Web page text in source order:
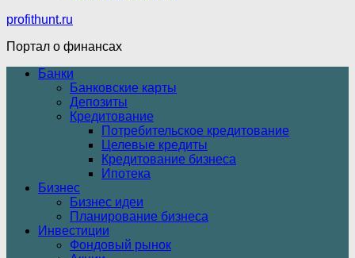
profithunt.ru
Портал о финансах
Банки
Банковские карты
Депозиты
Кредитование
Потребительское кредитование
Целевые кредиты
Кредитование бизнеса
Ипотека
Бизнес
Бизнес идеи
Планирование бизнеса
Инвестиции
Фондовый рынок